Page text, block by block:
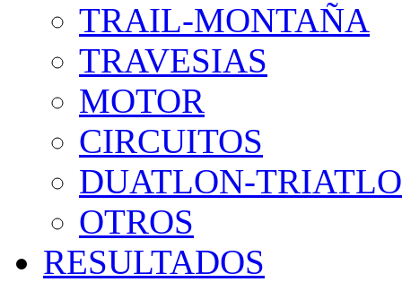
TRAIL-MONTAÑA
TRAVESIAS
MOTOR
CIRCUITOS
DUATLON-
OTROS
RESULTADOS